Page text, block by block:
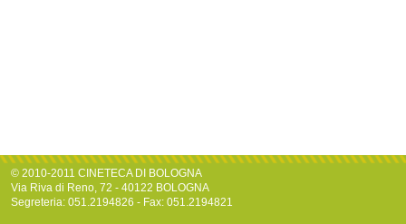
© 2010-2011 CINETECA DI BOLOGNA
Via Riva di Reno, 72 - 40122 BOLOGNA
Segreteria: 051.2194826 - Fax: 051.2194821